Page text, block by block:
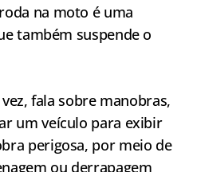
na moto é uma
também suspende o
fala sobre manobras,
um veículo para exibir
perigosa, por meio de
ou derrapagem